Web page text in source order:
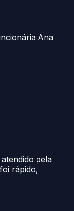
Ana
pela
rápido,